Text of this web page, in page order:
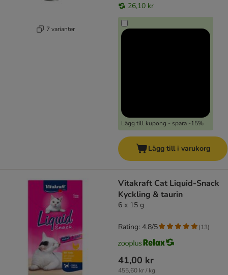
7 varianter
26,10 kr
Lägg till kupong - spara -15%
Lägg till i varukorg
Vitakraft Cat Liquid-Snack
Kyckling & taurin
6 x 15 g
41,00 kr
455,60 kr / kg
Rating: 4.8/5 (13)